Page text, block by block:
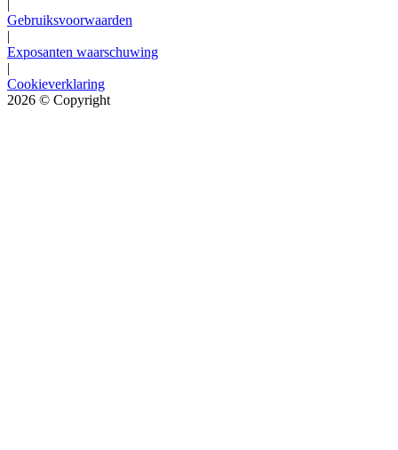
|
Gebruiksvoorwaarden
|
Exposanten waarschuwing
|
Cookieverklaring
2026 © Copyright